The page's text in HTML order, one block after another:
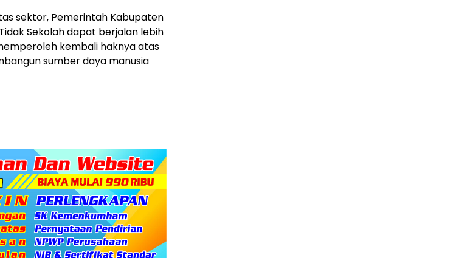
sektor, Pemerintah Kabupaten
Sekolah dapat berjalan lebih
kembali haknya atas
sumber daya manusia